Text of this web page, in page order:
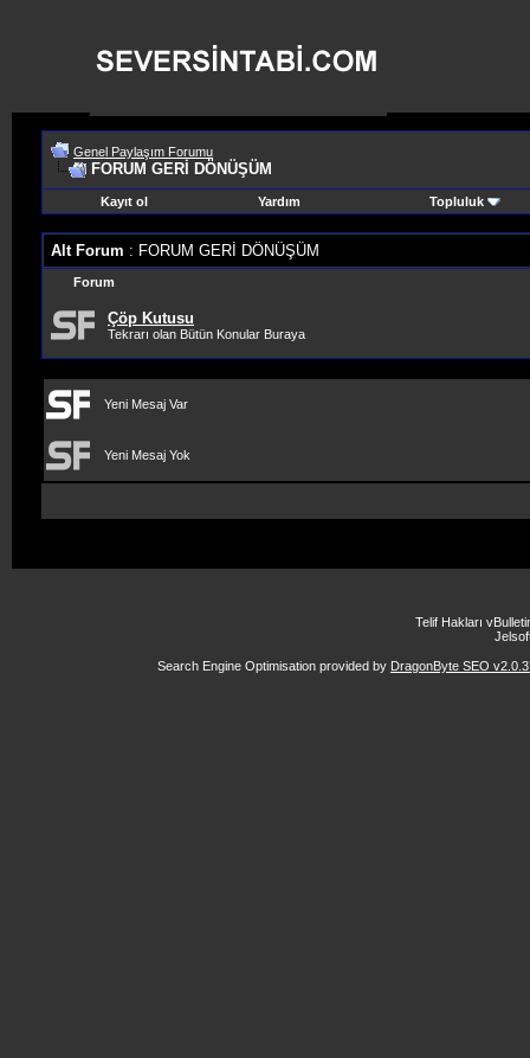
Genel Paylaşım Forumu
FORUM GERİ DÖNÜŞÜM
Kayıt ol Yardım Topluluk
Alt Forum : FORUM GERİ DÖNÜŞÜM
Forum
Çöp Kutusu
Tekrarı olan Bütün Konular Buraya
Yeni Mesaj Var
Yeni Mesaj Yok
Telif Hakları
Search Engine Optimisation provided by DragonByte SEO